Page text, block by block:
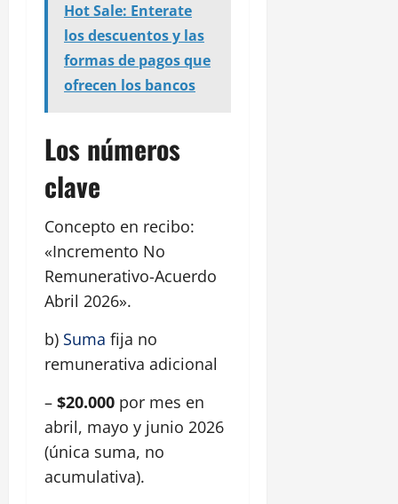
Hot Sale: Enterate
los descuentos y las
formas de pagos que
ofrecen los bancos
Los números
clave
Concepto en recibo:
«Incremento No
Remunerativo-Acuerdo
Abril 2026».
b) Suma fija no
remunerativa adicional
– $20.000 por mes en
abril, mayo y junio 2026
(única suma, no
acumulativa).